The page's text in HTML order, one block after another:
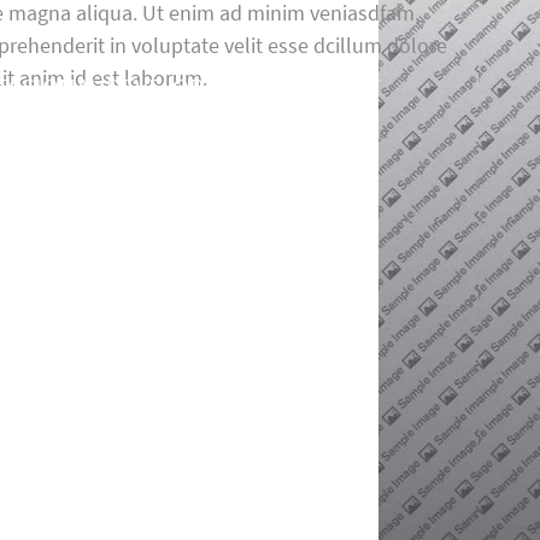
DEVELOPMENT
ABOUT
CONTACT
aliqua. Ut enim ad minim veniasdfam,
in voluptate velit esse dcillum dolore
anim id est laborum.